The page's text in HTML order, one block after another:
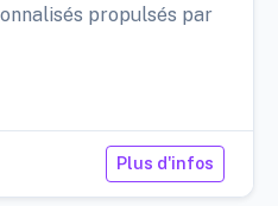
propulsés par
Plus d'infos